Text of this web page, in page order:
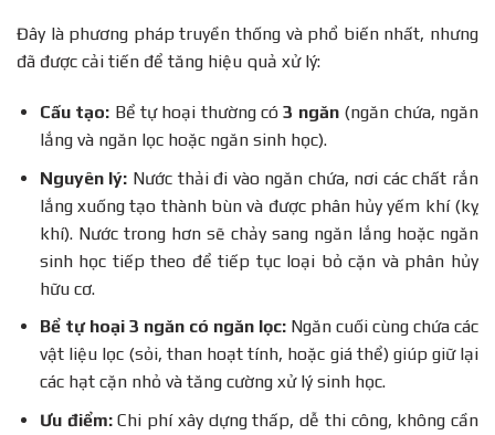
Đây là phương pháp truyền thống và phổ biến nhất, nhưng
đã được cải tiến để tăng hiệu quả xử lý:
Cấu tạo: Bể tự hoại thường có3 ngăn(ngăn chứa, ngăn
lắng và ngăn lọc hoặc ngăn sinh học).
Nguyên lý: Nước thải đi vào ngăn chứa, nơi các chất rắn
lắng xuống tạo thành bùn và được phân hủy yếm khí (kỵ
khí). Nước trong hơn sẽ chảy sang ngăn lắng hoặc ngăn
sinh học tiếp theo để tiếp tục loại bỏ cặn và phân hủy
hữu cơ.
Bể tự hoại 3 ngăn có ngăn lọc:Ngăn cuối cùng chứa các
vật liệu lọc (sỏi, than hoạt tính, hoặc giá thể) giúp giữ lại
các hạt cặn nhỏ và tăng cường xử lý sinh học.
Ưu điểm:Chi phí xây dựng thấp, dễ thi công, không cần